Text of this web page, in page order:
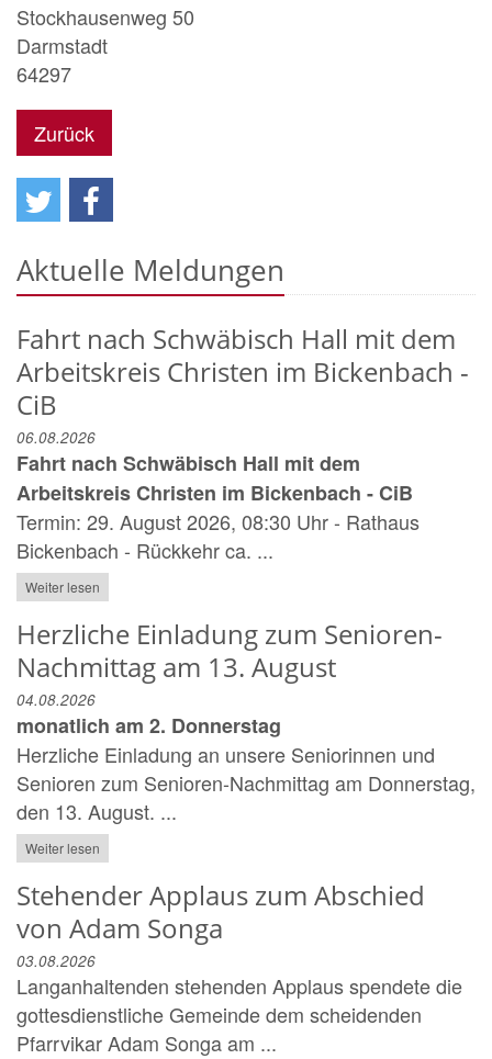
Stockhausenweg 50
Darmstadt
64297
Zurück
Aktuelle Meldungen
Fahrt nach Schwäbisch Hall mit dem
Arbeitskreis Christen im Bickenbach -
CiB
06.08.2026
Fahrt nach Schwäbisch Hall mit dem
Arbeitskreis Christen im Bickenbach - CiB
Termin: 29. August 2026, 08:30 Uhr - Rathaus
Bickenbach - Rückkehr ca. ...
Weiter lesen
Herzliche Einladung zum Senioren-
Nachmittag am 13. August
04.08.2026
monatlich am 2. Donnerstag
Herzliche Einladung an unsere Seniorinnen und
Senioren zum Senioren-Nachmittag am Donnerstag,
den 13. August. ...
Weiter lesen
Stehender Applaus zum Abschied
von Adam Songa
03.08.2026
Langanhaltenden stehenden Applaus spendete die
gottesdienstliche Gemeinde dem scheidenden
Pfarrvikar Adam Songa am ...